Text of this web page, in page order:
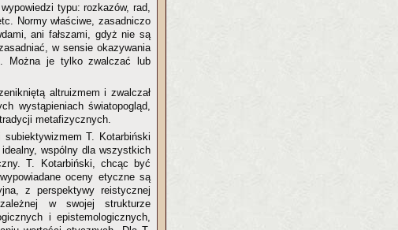
typu: rozkazów, rad,
Normy właściwe, zasadniczo
ani fałszami, gdyż nie są
w sensie okazywania
Można je tylko zwalczać lub
altruizmem i zwalczał
wystąpieniach światopogląd,
metafizycznych.
T. Kotarbiński
idealny, wspólny dla wszystkich
T. Kotarbiński, chcąc być
oceny etyczne są
z perspektywy reistycznej
w swojej strukturze
i epistemologicznych,